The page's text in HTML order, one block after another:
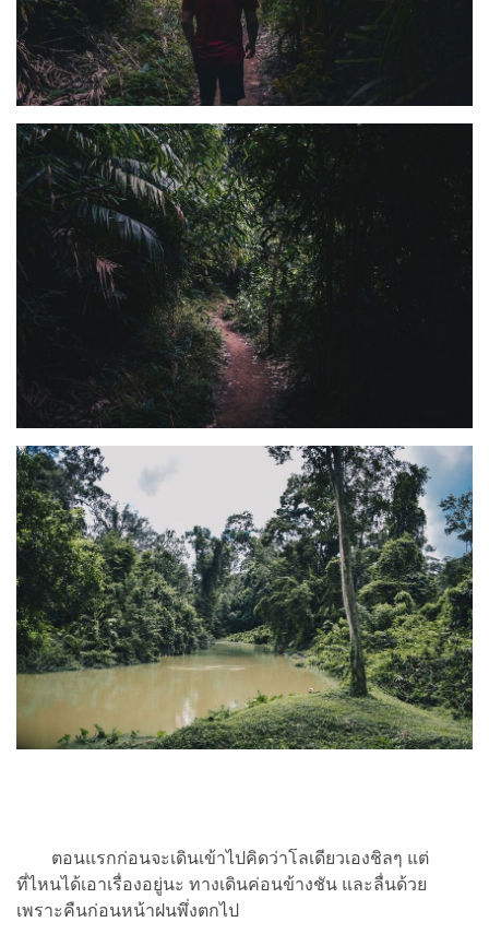
ตอนแรกก่อนจะเดินเข้าไปคิดว่าโลเดียวเองชิลๆ แต่
ที่ไหนได้เอาเรื่องอยู่นะ ทางเดินค่อนข้างชัน และลื่นด้วย
เพราะคืนก่อนหน้าฝนพึ่งตกไป